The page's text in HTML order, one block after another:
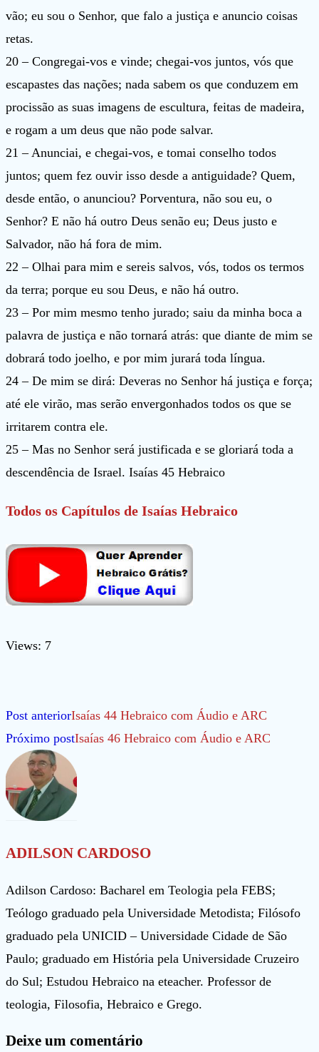
vão; eu sou o Senhor, que falo a justiça e anuncio coisas
retas.
20 – Congregai-vos e vinde; chegai-vos juntos, vós que
escapastes das nações; nada sabem os que conduzem em
procissão as suas imagens de escultura, feitas de madeira,
e rogam a um deus que não pode salvar.
21 – Anunciai, e chegai-vos, e tomai conselho todos
juntos; quem fez ouvir isso desde a antiguidade? Quem,
desde então, o anunciou? Porventura, não sou eu, o
Senhor? E não há outro Deus senão eu; Deus justo e
Salvador, não há fora de mim.
22 – Olhai para mim e sereis salvos, vós, todos os termos
da terra; porque eu sou Deus, e não há outro.
23 – Por mim mesmo tenho jurado; saiu da minha boca a
palavra de justiça e não tornará atrás: que diante de mim se
dobrará todo joelho, e por mim jurará toda língua.
24 – De mim se dirá: Deveras no Senhor há justiça e força;
até ele virão, mas serão envergonhados todos os que se
irritarem contra ele.
25 – Mas no Senhor será justificada e se gloriará toda a
descendência de Israel. Isaías 45 Hebraico
Todos os Capítulos de Isaías Hebraico
Views: 7
Leia
mais
artigos
Post anteriorIsaías 44 Hebraico com Áudio e ARC
Próximo postIsaías 46 Hebraico com Áudio e ARC
ADILSON CARDOSO
Adilson Cardoso: Bacharel em Teologia pela FEBS;
Teólogo graduado pela Universidade Metodista; Filósofo
graduado pela UNICID – Universidade Cidade de São
Paulo; graduado em História pela Universidade Cruzeiro
do Sul; Estudou Hebraico na eteacher. Professor de
teologia, Filosofia, Hebraico e Grego.
Deixe um comentário